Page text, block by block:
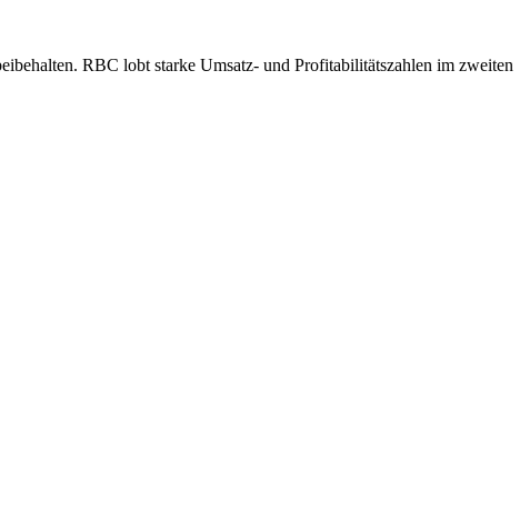
RBC lobt starke Umsatz- und Profitabilitätszahlen im zweiten